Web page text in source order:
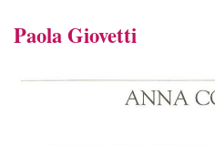
Paola Giovetti